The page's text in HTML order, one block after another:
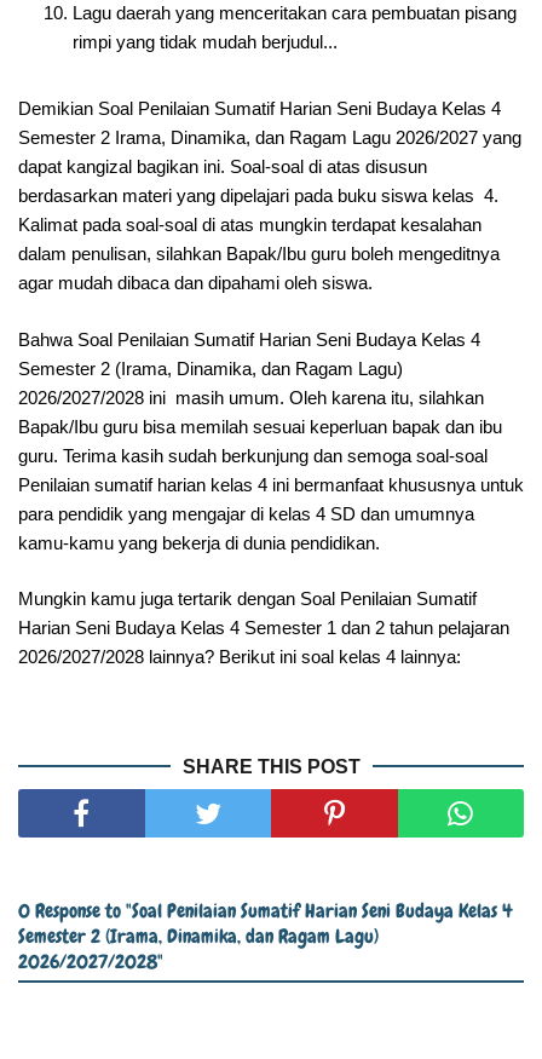
Lagu daerah yang menceritakan cara pembuatan pisang
rimpi yang tidak mudah berjudul...
Demikian Soal Penilaian Sumatif Harian Seni Budaya Kelas 4
Semester 2 Irama, Dinamika, dan Ragam Lagu 2026/2027 yang
dapat kangizal bagikan ini. Soal-soal di atas disusun
berdasarkan materi yang dipelajari pada buku siswa kelas 4.
Kalimat pada soal-soal di atas mungkin terdapat kesalahan
dalam penulisan, silahkan Bapak/Ibu guru boleh mengeditnya
agar mudah dibaca dan dipahami oleh siswa.
Bahwa Soal Penilaian Sumatif Harian Seni Budaya Kelas 4
Semester 2 (Irama, Dinamika, dan Ragam Lagu)
2026/2027/2028 ini masih umum. Oleh karena itu, silahkan
Bapak/Ibu guru bisa memilah sesuai keperluan bapak dan ibu
guru. Terima kasih sudah berkunjung dan semoga soal-soal
Penilaian sumatif harian kelas 4 ini bermanfaat khususnya untuk
para pendidik yang mengajar di kelas 4 SD dan umumnya
kamu-kamu yang bekerja di dunia pendidikan.
Mungkin kamu juga tertarik dengan Soal Penilaian Sumatif
Harian Seni Budaya Kelas 4 Semester 1 dan 2 tahun pelajaran
2026/2027/2028 lainnya? Berikut ini soal kelas 4 lainnya:
SHARE THIS POST
0 Response to "Soal Penilaian Sumatif Harian Seni Budaya Kelas 4
Semester 2 (Irama, Dinamika, dan Ragam Lagu)
2026/2027/2028"